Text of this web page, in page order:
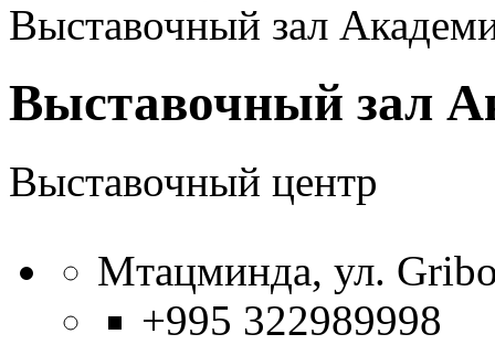
Выставочный зал
Выставочный зал
Выставочный центр
Мтацминда, ул.
+995 322989998